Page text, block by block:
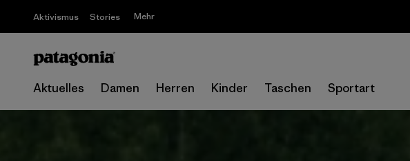
Aktivismus Stories Mehr
Aktuelles Damen Herren Kinder Taschen Sportart